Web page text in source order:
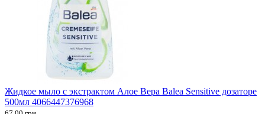
Жидкое мыло с экстрактом Алое Вера Balea Sensitive дозаторе
500мл 4066447376968